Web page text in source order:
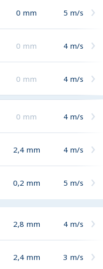
0 mm 5 m/s
0 mm 4 m/s
0 mm 4 m/s
0 mm 4 m/s
2,4 mm 4 m/s
0,2 mm 5 m/s
2,8 mm 4 m/s
2,4 mm 3 m/s